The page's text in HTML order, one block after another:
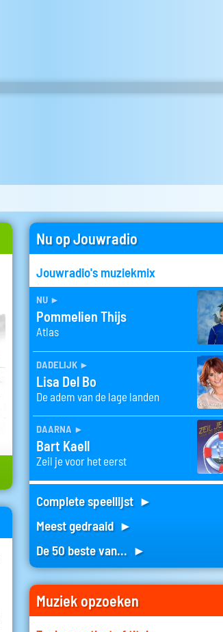
Nu op Jouwradio
Jouwradio's muziekmix
nu ►
Pommelien Thijs
Atlas
dadelijk ►
Lisa Del Bo
De adem van de lage landen
daarna ►
Bart Kaell
Zeil je voor het eerst
Complete speellijst ►
Meest gedraaid ►
De 50 beste van... ►
Muziek opzoeken